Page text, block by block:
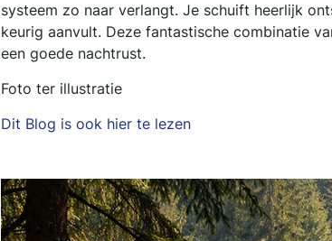
systeem zo naar verlangt. Je schuift heerlijk
keurig aanvult. Deze fantastische combinatie
een goede nachtrust.
Foto ter illustratie
Dit Blog is ook hier te lezen